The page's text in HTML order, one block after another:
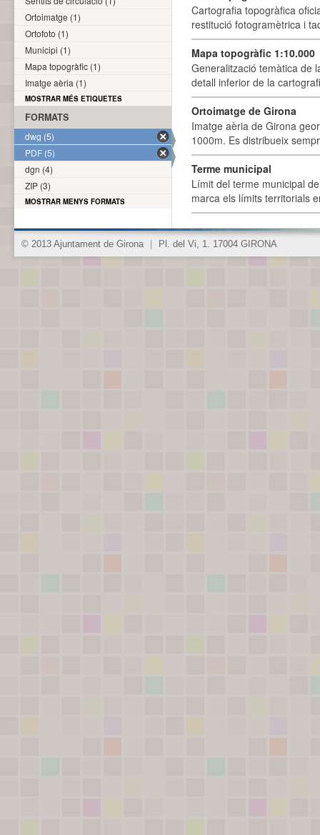
Cartografia topogràfica
restitució fotogramètrica i
Mapa topogràfic 1:10.000
Generalització temàtica de
detall inferior de la
Ortoimatge de Girona
Imatge aèria de Girona
1000m. Es distribueix
Terme municipal
Límit del terme municipal
marca els límits territorials
Ortoimatge (1)
Ortofoto (1)
Municipi (1)
Mapa topogràfic (1)
Imatge aèria (1)
MOSTRAR MÉS ETIQUETES
FORMATS
dwg (5)
PDF (5)
dgn (4)
ZIP (3)
MOSTRAR MENYS FORMATS
© 2013 Ajuntament de Girona Pl. del Vi, 1. 17004 GIRONA